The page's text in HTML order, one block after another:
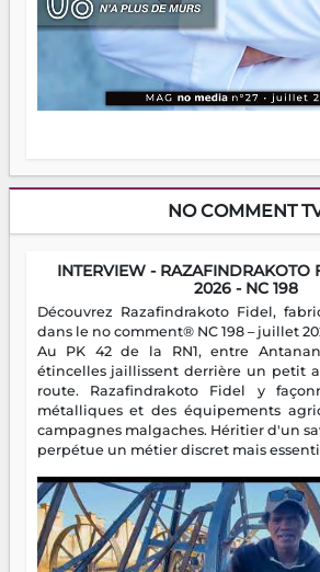
NO COMMENT
INTERVIEW - RAZAFINDRAKOTO
2026 - NC 198
Découvrez Razafindrakoto Fidel,
dans le no comment® NC 198 – juillet
Au PK 42 de la RN1, entre
étincelles jaillissent derrière un petit
route. Razafindrakoto Fidel y
métalliques et des équipements
campagnes malgaches. Héritier d'un
perpétue un métier discret mais